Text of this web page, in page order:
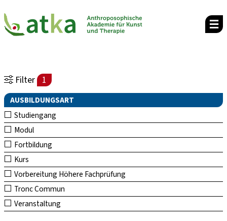
Filter 1
AUSBILDUNGSART
Studiengang
Modul
Fortbildung
Kurs
Vorbereitung Höhere Fachprüfung
Tronc Commun
Veranstaltung